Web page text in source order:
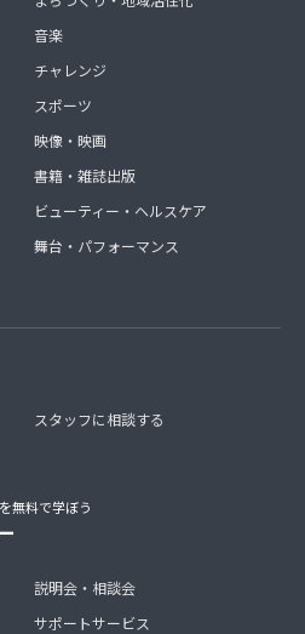
音楽
チャレンジ
スポーツ
映像・映画
書籍・雑誌出版
ビューティー・ヘルスケア
舞台・パフォーマンス
スタッフに相談する
無料で学ぼう
説明会・相談会
サポートサービス